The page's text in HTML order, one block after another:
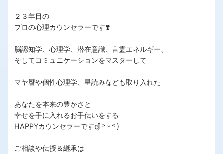
２３年目の
プロの心理カウンセラーです❣️
脳認知学、心理学、潜在意識、言霊エネルギー、
そしてコミュニケーションをマスターして
マヤ暦や個性心理学、星読みなども取り入れた
あなたを本来の豊かさと
幸せを手に入れるお手伝いをする
HAPPYカウンセラーですദ്ദി ˃ ᵕ ˂ )
ご相談や伝授＆継承は